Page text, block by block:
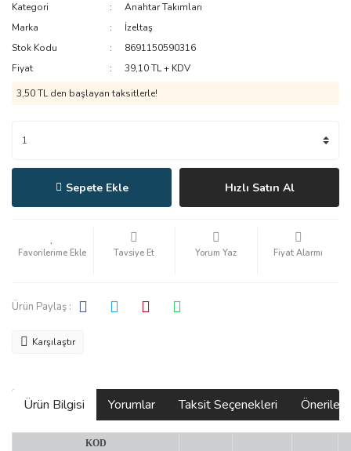
Kategori
Anahtar Takımları
Marka
İzeltaş
Stok Kodu
8691150590316
Fiyat
39,10 TL + KDV
3,50 TL den başlayan taksitlerle!
Sepete Ekle Hızlı Satın Al
Tavsiye Et Yorum Yaz Fiyat Alarmı
Ürün Paylaş :
Karşılaştır
Ürün Bilgisi Yorumlar Taksit Seçenekleri
KOD